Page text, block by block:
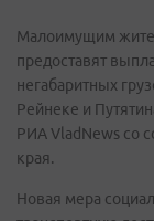
Малоимущим
предоставят
негабаритных
Рейнеке и
РИА VladNews со
края.
Новая мера